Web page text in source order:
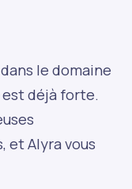
le domaine
est déjà forte.
et Alyra vous